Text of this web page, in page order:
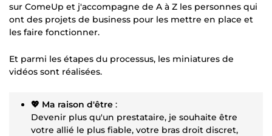
sur ComeUp et j'accompagne de A à Z les personnes qui
ont des projets de business pour les mettre en place et
les faire fonctionner.
Et parmi les étapes du processus, les miniatures de
vidéos sont réalisées.
💖 Ma raison d'être :
Devenir plus qu'un prestataire, je souhaite être
votre allié le plus fiable, votre bras droit discret,